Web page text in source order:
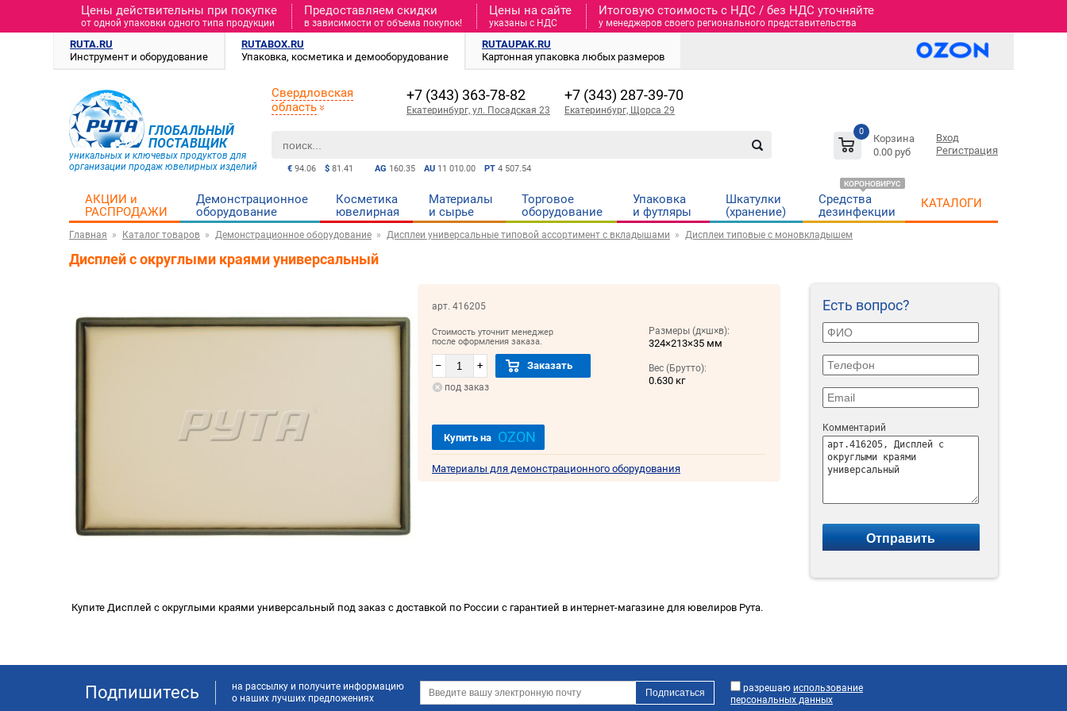
Цены действительны при покупке
от одной упаковки одного типа продукции
Предоставляем скидки
в зависимости от объема покупок!
Цены на сайте
указаны с НДС
Итоговую стоимость c НДС / без НДС уточняйте
у менеджеров своего регионального представительства
RUTA.RU
Инструмент и оборудование
RUTABOX.RU
Упаковка, косметика и демооборудование
RUTAUPAK.RU
Картонная упаковка любых размеров
ГЛОБАЛЬНЫЙ
ПОСТАВЩИК
уникальных и ключевых продуктов для
организации продаж ювелирных изделий
AG 160.35 AU 11 010.00 PT 4 507.54
€ 94.06 $ 81.41
0
Корзина
0.00 руб
Вход
Регистрация
Свердловская
область
+7 (343) 363-78-82
Екатеринбург, ул. Посадская 23
+7 (343) 287-39-70
Екатеринбург, Щорса 29
АКЦИИ и
РАСПРОДАЖИ
Демонстрационное
оборудование
Косметика
ювелирная
Материалы
и cырье
Торговое
оборудование
Упаковка
и футляры
Шкатулки
(хранение)
Средства
дезинфекции
КОРОНОВИРУС
КАТАЛОГИ
Главная Каталог товаров Демонстрационное оборудование Дисплеи универсальные типовой ассортимент с вкладышами Дисплеи типовые с моновкладышем
Дисплей с округлыми краями универсальный
Есть вопрос?
Комментарий
арт. 416205
Стоимость уточнит менеджер
после оформления заказа.
– + Заказать
под заказ
Размеры (д×ш×в):
324×213×35 мм
Вес (Брутто):
0.630 кг
Купить на OZON
Материалы для демонстрационного оборудования
Купите Дисплей с округлыми краями универсальный под заказ с доставкой по России с гарантией в интернет-магазине для ювелиров Рута.
Подпишитесь
на рассылку и получите информацию
о наших лучших предложениях
разрешаю использование
персональных данных